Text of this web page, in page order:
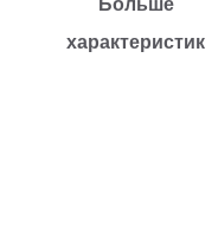
характеристик